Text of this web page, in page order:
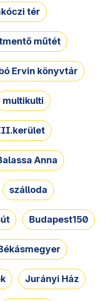
tér
műtét
Ervin könyvtár
multikulti
Anna
szálloda
Budapest150
Jurányi Ház